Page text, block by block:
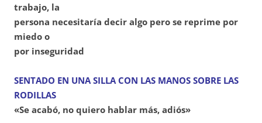
trabajo, la
persona necesitaría decir algo pero se reprime por
miedo o
por inseguridad
SENTADO EN UNA SILLA CON LAS MANOS SOBRE LAS
RODILLAS
«Se acabó, no quiero hablar más, adiós»